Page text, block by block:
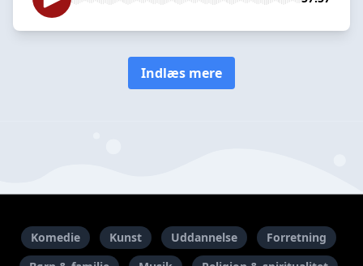
Indlæs mere
Komedie Kunst Uddannelse
Forretning